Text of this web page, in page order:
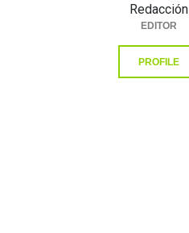
Redacción
EDITOR
PROFILE